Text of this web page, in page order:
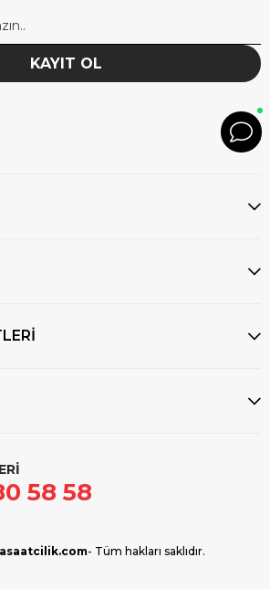
KAYIT OL
58 58
- Tüm hakları saklıdır.